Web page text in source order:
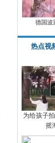
德国波
热点视
为给孩子
摇